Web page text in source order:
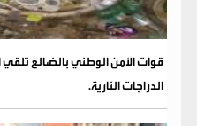
قوات الأمن الوطني بالضالع
الدراجات النارية.